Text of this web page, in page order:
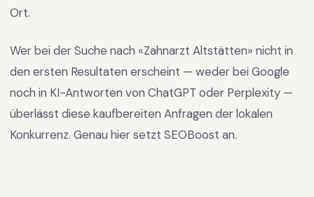
Ort.
Wer bei der Suche nach «Zahnarzt Altstätten» nicht in
den ersten Resultaten erscheint — weder bei Google
noch in KI-Antworten von ChatGPT oder Perplexity —
überlässt diese kaufbereiten Anfragen der lokalen
Konkurrenz. Genau hier setzt SEOBoost an.